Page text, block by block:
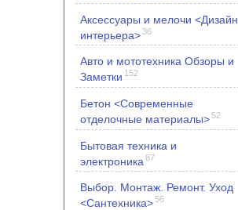
Аксессуары и мелочи <Дизайн
интерьера>36
Авто и мототехника Обзоры и
Заметки 152
Бетон <Современные
отделочные материалы>52
Бытовая техника и
электроника 87
Выбор. Монтаж. Ремонт. Уход
<Сантехника>56